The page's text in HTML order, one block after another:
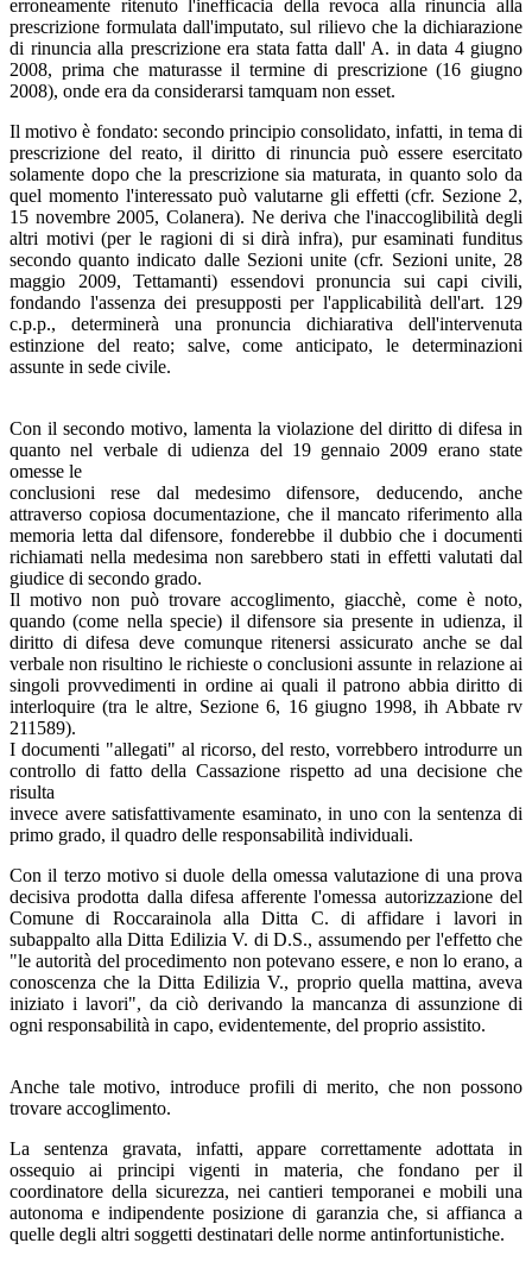
erroneamente ritenuto l'inefficacia della revoca alla rinuncia alla
prescrizione formulata dall'imputato, sul rilievo che la dichiarazione
di rinuncia alla prescrizione era stata fatta dall' A. in data 4 giugno
2008, prima che maturasse il termine di prescrizione (16 giugno
2008), onde era da considerarsi tamquam non esset.
Il motivo è fondato: secondo principio consolidato, infatti, in tema di
prescrizione del reato, il diritto di rinuncia può essere esercitato
solamente dopo che la prescrizione sia maturata, in quanto solo da
quel momento l'interessato può valutarne gli effetti (cfr. Sezione 2,
15 novembre 2005, Colanera). Ne deriva che l'inaccoglibilità degli
altri motivi (per le ragioni di si dirà infra), pur esaminati funditus
secondo quanto indicato dalle Sezioni unite (cfr. Sezioni unite, 28
maggio 2009, Tettamanti) essendovi pronuncia sui capi civili,
fondando l'assenza dei presupposti per l'applicabilità dell'art. 129
c.p.p., determinerà una pronuncia dichiarativa dell'intervenuta
estinzione del reato; salve, come anticipato, le determinazioni
assunte in sede civile.
Con il secondo motivo, lamenta la violazione del diritto di difesa in
quanto nel verbale di udienza del 19 gennaio 2009 erano state
omesse le
conclusioni rese dal medesimo difensore, deducendo, anche
attraverso copiosa documentazione, che il mancato riferimento alla
memoria letta dal difensore, fonderebbe il dubbio che i documenti
richiamati nella medesima non sarebbero stati in effetti valutati dal
giudice di secondo grado.
Il motivo non può trovare accoglimento, giacchè, come è noto,
quando (come nella specie) il difensore sia presente in udienza, il
diritto di difesa deve comunque ritenersi assicurato anche se dal
verbale non risultino le richieste o conclusioni assunte in relazione ai
singoli provvedimenti in ordine ai quali il patrono abbia diritto di
interloquire (tra le altre, Sezione 6, 16 giugno 1998, ih Abbate rv
211589).
I documenti "allegati" al ricorso, del resto, vorrebbero introdurre un
controllo di fatto della Cassazione rispetto ad una decisione che
risulta
invece avere satisfattivamente esaminato, in uno con la sentenza di
primo grado, il quadro delle responsabilità individuali.
Con il terzo motivo si duole della omessa valutazione di una prova
decisiva prodotta dalla difesa afferente l'omessa autorizzazione del
Comune di Roccarainola alla Ditta C. di affidare i lavori in
subappalto alla Ditta Edilizia V. di D.S., assumendo per l'effetto che
"le autorità del procedimento non potevano essere, e non lo erano, a
conoscenza che la Ditta Edilizia V., proprio quella mattina, aveva
iniziato i lavori", da ciò derivando la mancanza di assunzione di
ogni responsabilità in capo, evidentemente, del proprio assistito.
Anche tale motivo, introduce profili di merito, che non possono
trovare accoglimento.
La sentenza gravata, infatti, appare correttamente adottata in
ossequio ai principi vigenti in materia, che fondano per il
coordinatore della sicurezza, nei cantieri temporanei e mobili una
autonoma e indipendente posizione di garanzia che, si affianca a
quelle degli altri soggetti destinatari delle norme antinfortunistiche.